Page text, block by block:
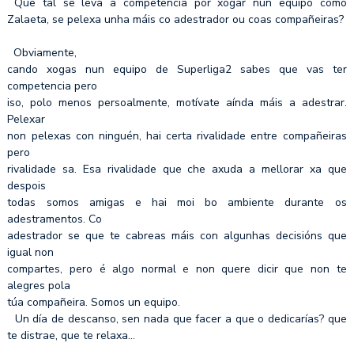
Zalaeta, se pelexa unha máis co adestrador ou coas compañeiras?
Obviamente,
cando xogas nun equipo de Superliga2 sabes que vas ter
competencia pero
iso, polo menos persoalmente, motívate aínda máis a adestrar.
Pelexar
non pelexas con ninguén, hai certa rivalidade entre compañeiras
pero
rivalidade sa. Esa rivalidade que che axuda a mellorar xa que
despois
todas somos amigas e hai moi bo ambiente durante os
adestramentos. Co
adestrador se que te cabreas máis con algunhas decisións que
igual non
compartes, pero é algo normal e non quere dicir que non te
alegres pola
túa compañeira. Somos un equipo.
Un día de descanso, sen nada que facer a que o dedicarías? que
te distrae, que te relaxa…